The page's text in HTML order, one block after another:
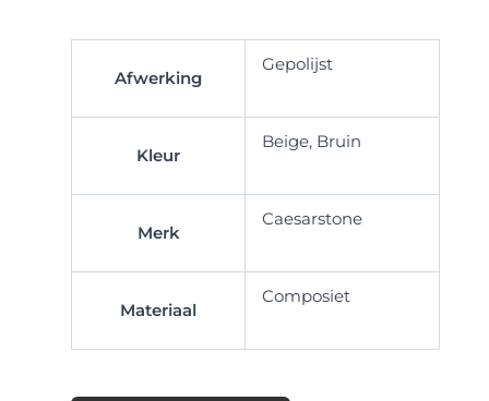
Afwerking
Gepolijst
Kleur
Beige, Bruin
Merk
Caesarstone
Materiaal
Composiet